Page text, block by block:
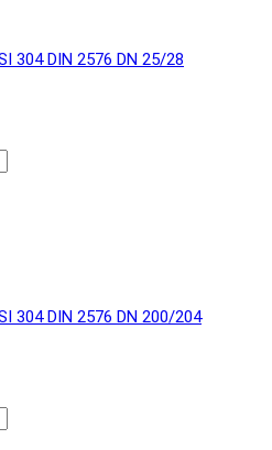
DIN 2576 DN 25/28
DIN 2576 DN 200/204